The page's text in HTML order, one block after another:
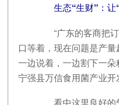
生态“生财”：让
“广东的客商把订
口等着，现在问题是产量
一边说着，一边割下一
宁强县万信食用菌产业开
看中这里良好的